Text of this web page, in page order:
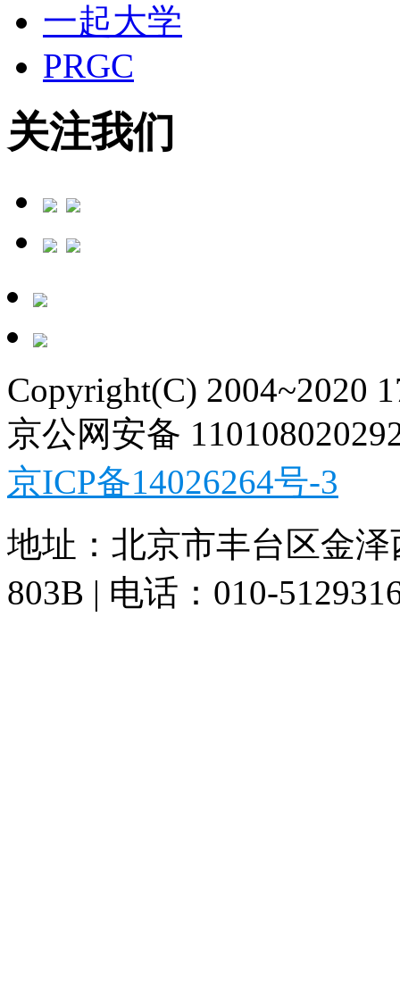
一起大学
PRGC
关注我们
Copyright(C) 2004~2020
京公网安备
京ICP备14026264号-3
地址：北京市丰台区金
803B | 电话：010-